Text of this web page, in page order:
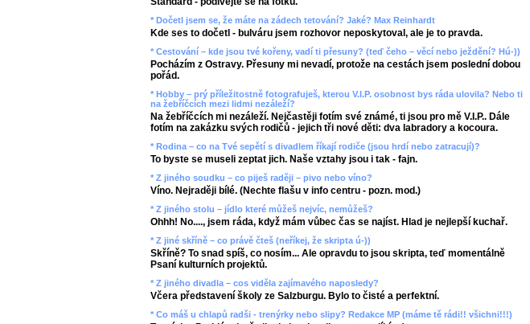
* Dočetl jsem se, že máte na zádech tetování? Jaké? Max Reinhardt
Kde ses to dočetl - bulváru jsem rozhovor neposkytoval, ale je to pravda.
* Cestování – kde jsou tvé kořeny, vadí ti přesuny? (teď čeho – věcí nebo ježdění? Hú-))
Pocházím z Ostravy. Přesuny mi nevadí, protože na cestách jsem poslední dobou
pořád.
* Hobby – prý příležitostně fotografuješ, kterou V.I.P. osobnost bys ráda ulovila? Nebo ti
na žebříčcích mezi lidmi nezáleží?
Na žebříčcích mi nezáleží. Nejčastěji fotím své známé, ti jsou pro mě V.I.P.. Dále
fotím na zakázku svých rodičů - jejich tři nové děti: dva labradory a kocoura.
* Rodina – co na Tvé sepětí s divadlem říkají rodiče (jsou hrdí nebo zatracují)?
To byste se museli zeptat jich. Naše vztahy jsou i tak - fajn.
* Z jiného soudku – co piješ raději – pivo nebo víno?
Víno. Nejraději bílé. (Nechte flašu v info centru - pozn. mod.)
* Z jiného stolu – jídlo které můžeš nejvíc, nemůžeš?
Ohhh! No...., jsem ráda, když mám vůbec čas se najíst. Hlad je nejlepší kuchař.
* Z jiné skříně – co právě čteš (neříkej, že skripta ú-))
Skříně? To snad spíš, co nosím... Ale opravdu to jsou skripta, teď momentálně
Psaní kulturních projektů.
* Z jiného divadla – cos viděla zajímavého naposledy?
Včera představení školy ze Salzburgu. Bylo to čisté a perfektní.
* Co máš u chlapů radši - trenýrky nebo slipy? Redakce MP (máme tě rádi!! všichni!!!)